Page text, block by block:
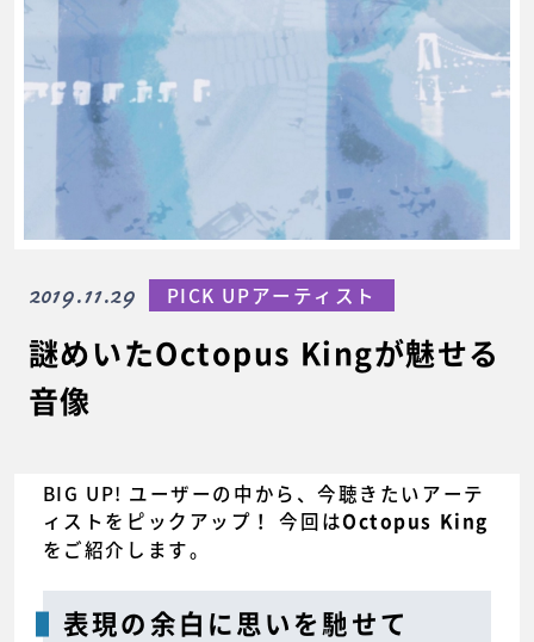
謎めいたOctopus Kingが魅せる
音像
2019.11.29 PICK UPアーティスト
BIG UP! ユーザーの中から、今聴きたいアーテ
ィストをピックアップ！ 今回はOctopus King
をご紹介します。
表現の余白に思いを馳せて